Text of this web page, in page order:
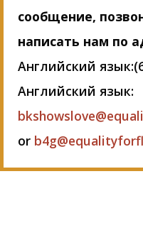
сообщение,
написать нам по
Английский
Английский язык:
or